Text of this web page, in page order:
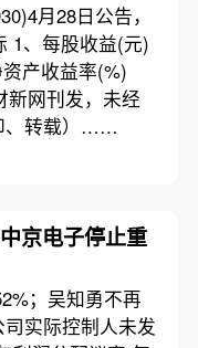
月28日公告，
1、每股收益(元)
产收益率(%)
新网刊发，未经
、转载）……
京电子停止重
；吴知勇不再
实际控制人未发